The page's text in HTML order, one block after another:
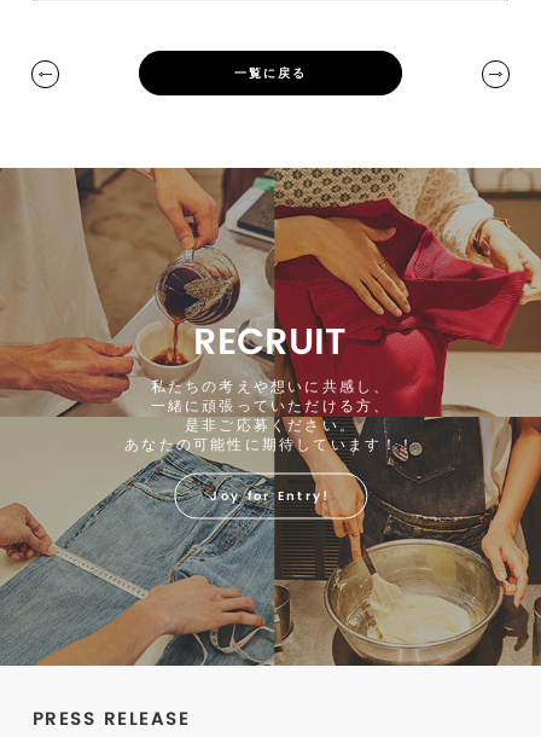
一覧に戻る
RECRUIT
私たちの考えや想いに共感し、
一緒に頑張っていただける方、
是非ご応募ください。
あなたの可能性に期待しています！！
Joy for Entry!
PRESS RELEASE